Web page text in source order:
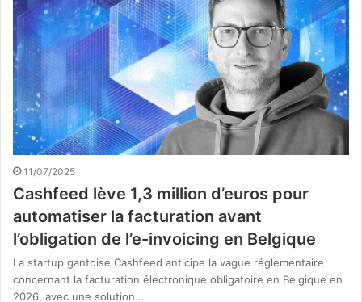
11/07/2025
Cashfeed lève 1,3 million d’euros pour
automatiser la facturation avant
l’obligation de l’e-invoicing en Belgique
La startup gantoise Cashfeed anticipe la vague réglementaire
concernant la facturation électronique obligatoire en Belgique en
2026, avec une solution…